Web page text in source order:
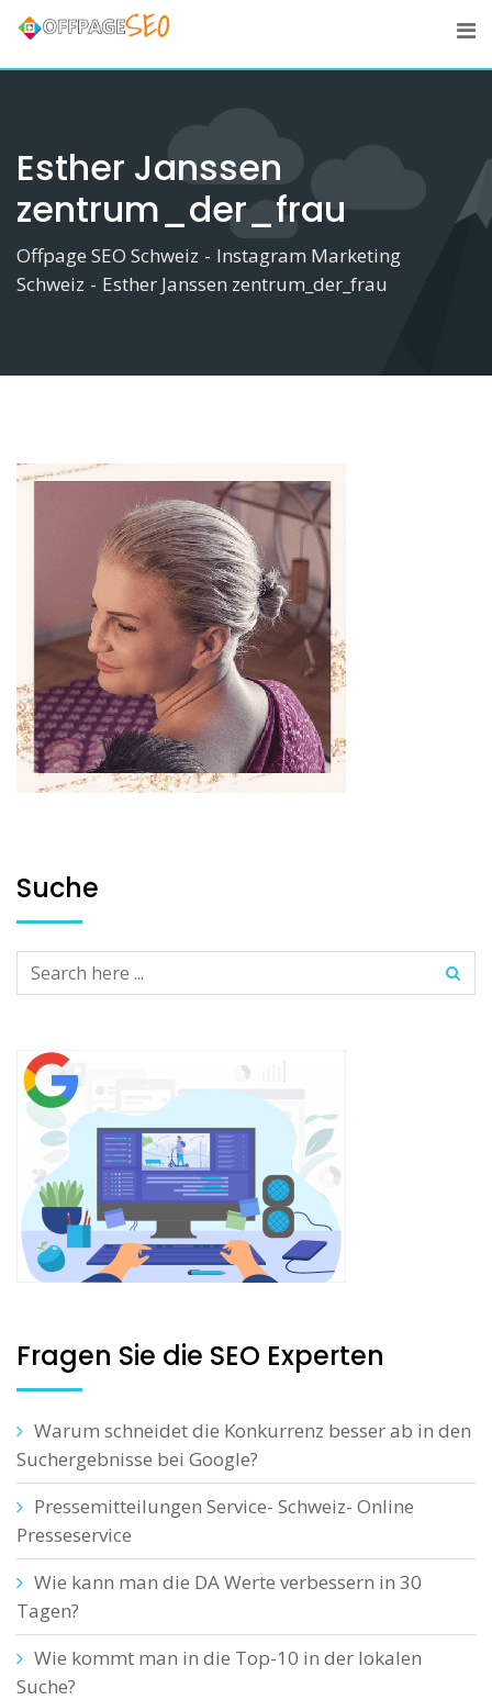
Skip
content
Esther Janssen
zentrum_der_frau
Offpage SEO Schweiz - Instagram Marketing
Schweiz - Esther Janssen zentrum_der_frau
Suche
Fragen Sie die SEO Experten
Warum schneidet die Konkurrenz besser ab in den
Suchergebnisse bei Google?
Pressemitteilungen Service- Schweiz- Online
Presseservice
Wie kann man die DA Werte verbessern in 30
Tagen?
Wie kommt man in die Top-10 in der lokalen
Suche?